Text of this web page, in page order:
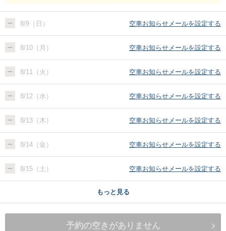
8/9（日） 空車お知らせメールを設定する
8/10（月） 空車お知らせメールを設定する
8/11（火） 空車お知らせメールを設定する
8/12（水） 空車お知らせメールを設定する
8/13（木） 空車お知らせメールを設定する
8/14（金） 空車お知らせメールを設定する
8/15（土） 空車お知らせメールを設定する
もっと見る
予約の空きがありません